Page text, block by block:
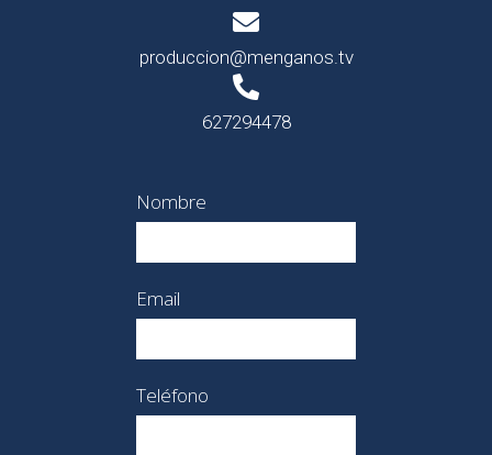
produccion@menganos.tv
627294478
Nombre
Email
Teléfono